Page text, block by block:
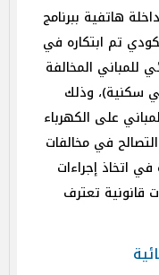
هاتفية ببرنامج
تم ابتكاره في
للمباني المخالفة
سكنية)، وذلك
على الكهرباء
في مخالفات
بدأت الوزارة في اتخاذ إجراءات
قانونية تعترف